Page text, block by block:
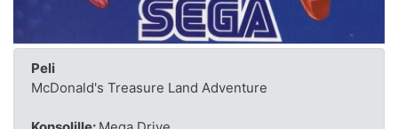
Peli
McDonald's Treasure Land Adventure